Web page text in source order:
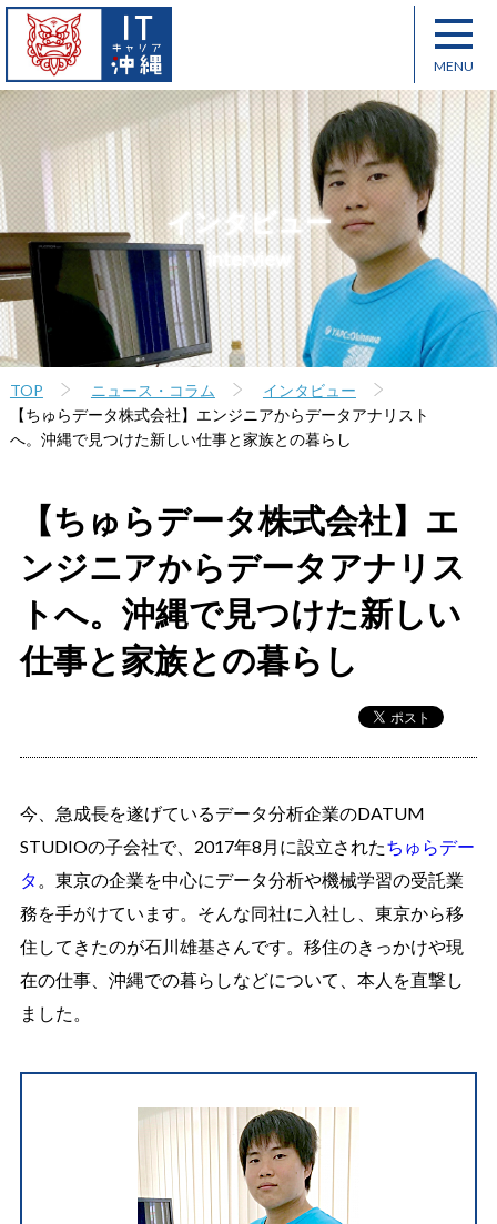
インタビュー
interview
TOP ニュース・コラム
インタビュー
【ちゅらデータ株式会社】エンジニアからデータアナリスト
へ。沖縄で見つけた新しい仕事と家族との暮らし
【ちゅらデータ株式会社】エ
ンジニアからデータアナリス
トへ。沖縄で見つけた新しい
仕事と家族との暮らし
今、急成長を遂げているデータ分析企業のDATUM
STUDIOの子会社で、2017年8月に設立されたちゅらデー
タ 。東京の企業を中心にデータ分析や機械学習の受託業
務を手がけています。そんな同社に入社し、東京から移
住してきたのが石川雄基さんです。移住のきっかけや現
在の仕事、沖縄での暮らしなどについて、本人を直撃し
ました。